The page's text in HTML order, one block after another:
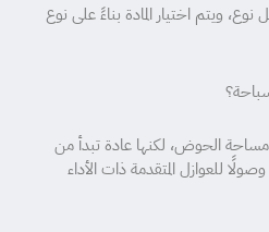
ويتم اختيار المادة بناءً على نوع
الحوض، لكنها عادة تبدأ من
للعوازل المتقدمة ذات الأداء